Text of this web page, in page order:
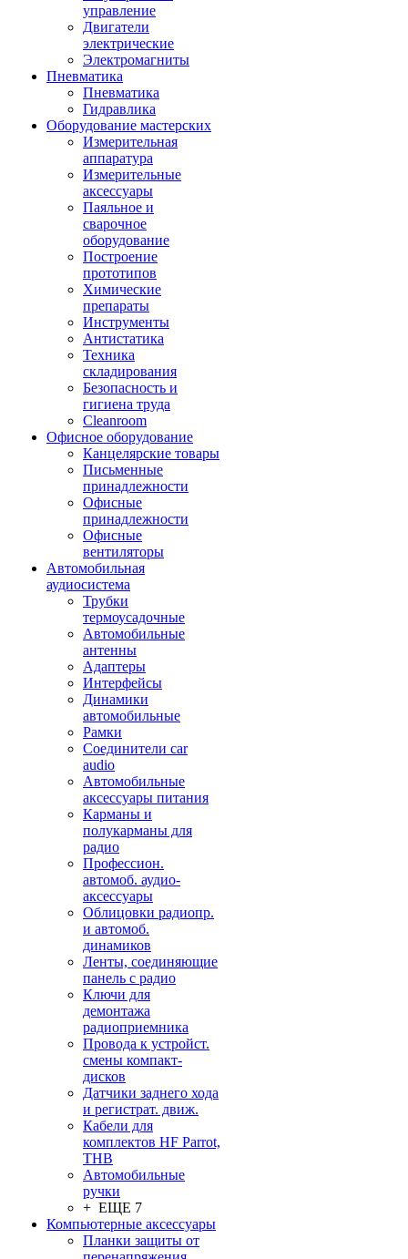
управление
Двигатели
электрические
Электромагниты
Пневматика
Пневматика
Гидравлика
Оборудование мастерских
Измерительная
аппаратура
Измерительные
аксессуары
Паяльное и
сварочное
оборудование
Построение
прототипов
Химические
препараты
Инструменты
Aнтистатика
Техника
складирования
Безопасность и
гигиена труда
Cleanroom
Офисное оборудование
Канцелярские товары
Письменные
принадлежности
Офисные
принадлежности
Офисные
вентиляторы
Автомобильная
аудиосистема
Трубки
термоусадочные
Автомобильные
антенны
Адаптеры
Интерфейсы
Динамики
автомобильные
Рамки
Соединители car
audio
Автомобильные
аксессуары питания
Карманы и
полукарманы для
радио
Профессион.
автомоб. аудио-
аксессуары
Облицовки радиопр.
и автомоб.
динамиков
Ленты, соединяющие
панель с радио
Ключи для
демонтажа
радиоприемника
Провода к устройст.
смены компакт-
дисков
Датчики заднего хода
и регистрат. движ.
Кабели для
комплектов HF Parrot,
THB
Автомобильные
ручки
+ ЕЩЕ 7
Компьютерные аксессуары
Планки защиты от